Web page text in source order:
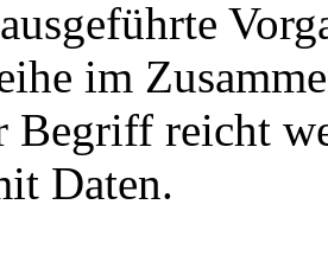
im
Begriff reicht
Daten.